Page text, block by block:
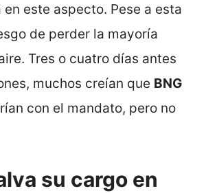
este aspecto. Pese a esta
de perder la mayoría
Tres o cuatro días antes
muchos creían que BNG
con el mandato, pero no
su cargo en